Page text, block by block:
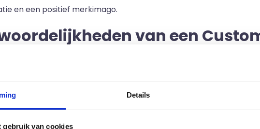
Details
gebruik van cookies
en een positief merkimago.
van een
over online en offline kanalen, apparaten en raakvlakken.
evenals de productie-, marketing- en verkoop teams om